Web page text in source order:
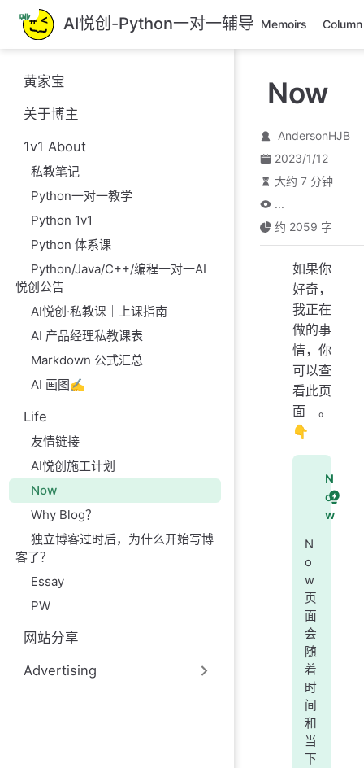
跳
至
主
要
內
容
AI悦创-Python一对一辅导 Memoirs Column
黄家宝
关于博主
1v1 About
私教笔记
Python一对一教学
Python 1v1
Python 体系课
Python/Java/C++/编程一对一AI
悦创公告
AI悦创·私教课｜上课指南
AI 产品经理私教课表
Markdown 公式汇总
AI 画图✍️
Life
友情链接
AI悦创施工计划
Now
Why Blog？
独立博客过时后，为什么开始写博
客了？
Essay
PW
网站分享
Advertising
Now
AndersonHJB
2023/1/12
大约 7 分钟
...
约 2059 字
如果你
好奇，
我正在
做的事
情，你
可以查
看此页
面。
👇
N
o
w
N
o
w
页
面
会
随
着
时
间
和
当
下